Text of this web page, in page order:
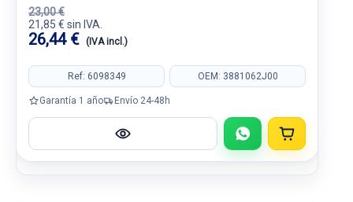
23,00 €
21,85 € sin IVA.
26,44 € (IVA incl.)
Ref: 6098349 OEM: 3881062J00
Garantía 1 año Envío 24-48h